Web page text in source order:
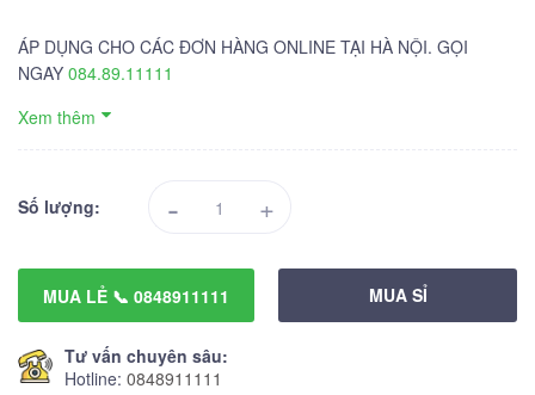
ÁP DỤNG CHO CÁC ĐƠN HÀNG ONLINE TẠI HÀ NỘI. GỌI
NGAY 084.89.11111
Xem thêm
Số lượng: - +
MUA LẺ 📞 0848911111 MUA SỈ
Tư vấn chuyên sâu:
Hotline: 0848911111